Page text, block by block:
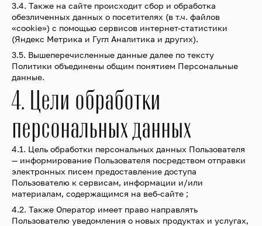
3.4. Также на сайте происходит сбор и обработка
обезличенных данных о посетителях (в т.ч. файлов
«cookie») с помощью сервисов интернет-статистики
(Яндекс Метрика и Гугл Аналитика и других).
3.5. Вышеперечисленные данные далее по тексту
Политики объединены общим понятием Персональные
данные.
4. Цели обработки
персональных данных
4.1. Цель обработки персональных данных Пользователя
— информирование Пользователя посредством отправки
электронных писем предоставление доступа
Пользователю к сервисам, информации и/или
материалам, содержащимся на веб-сайте ;
4.2. Также Оператор имеет право направлять
Пользователю уведомления о новых продуктах и услугах,